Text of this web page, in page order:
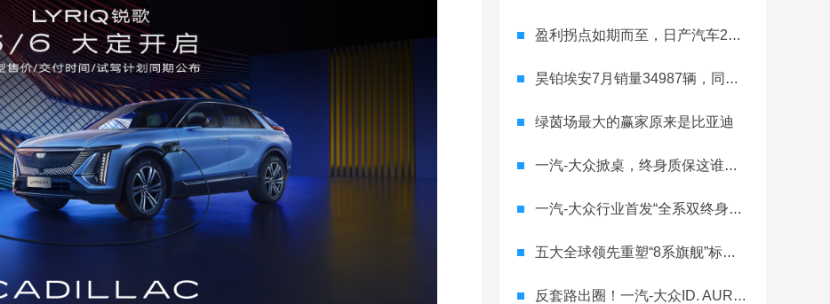
盈利拐点如期而至，日产汽车26财年一季度财报释放稳健增长信号
昊铂埃安7月销量34987辆，同比增长31.74%，全新Ray系列蓄势待发
绿茵场最大的赢家原来是比亚迪
一汽-大众掀桌，终身质保这谁顶得住？
一汽-大众行业首发“全系双终身质保” 重树汽车服务新标杆
五大全球领先重塑“8系旗舰”标杆！神行者8首台量产车下线，8月10日预售
反套路出圈！一汽-大众ID. AURA T6将智舱首秀留给老车主